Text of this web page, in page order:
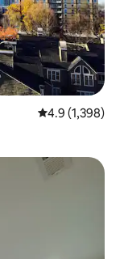
평점 4.9점(5점
4.9 (1,398)